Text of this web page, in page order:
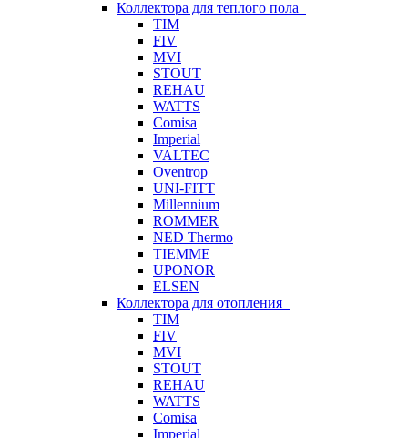
Коллектора для теплого пола
TIM
FIV
MVI
STOUT
REHAU
WATTS
Comisa
Imperial
VALTEC
Oventrop
UNI-FITT
Millennium
ROMMER
NED Thermo
TIEMME
UPONOR
ELSEN
Коллектора для отопления
TIM
FIV
MVI
STOUT
REHAU
WATTS
Comisa
Imperial